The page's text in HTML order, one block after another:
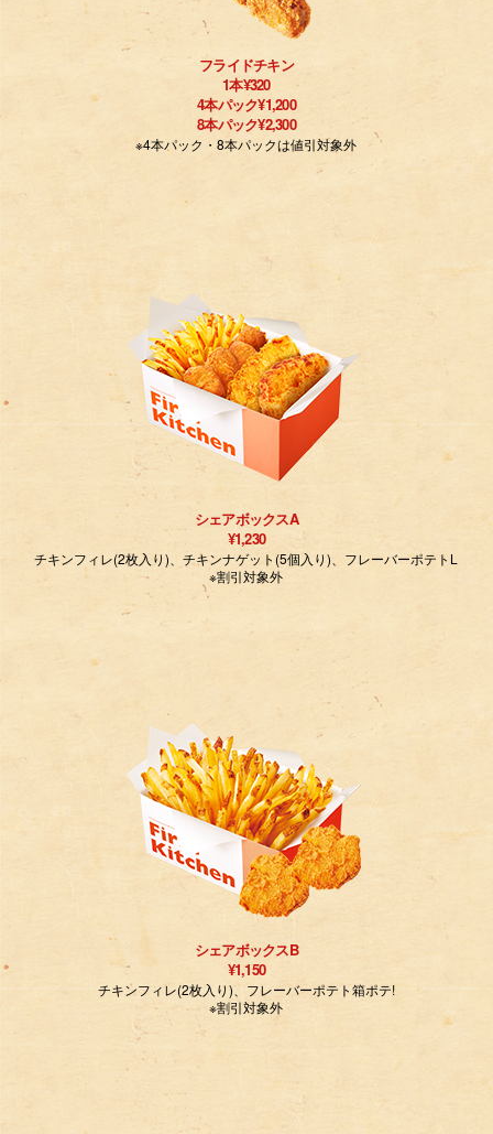
フライドチキン
1本¥320
4本パック¥1,200
8本パック¥2,300
※4本パック・8本パックは値引対象外
シェアボックスA
¥1,230
チキンフィレ(2枚入り)、チキンナゲット(5個入り)、フレーバーポテトL
※割引対象外
シェアボックスB
¥1,150
チキンフィレ(2枚入り)、フレーバーポテト箱ポテ!
※割引対象外